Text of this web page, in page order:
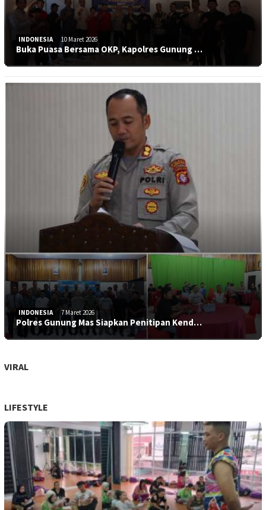
INDONESIA 10 Maret 2026
Buka Puasa Bersama OKP, Kapolres Gunung …
INDONESIA 7 Maret 2026
Polres Gunung Mas Siapkan Penitipan Kend…
VIRAL
LIFESTYLE